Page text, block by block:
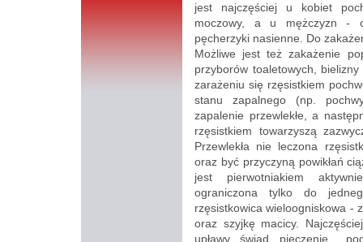
jest najczęściej u kobiet
moczowy, a u mężczyzn -
pęcherzyki nasienne. Do
Możliwe jest też zakażenie
przyborów toaletowych,
zarażeniu się rzęsistkiem
stanu zapalnego (np.
zapalenie przewlekłe, a
rzęsistkiem towarzyszą
Przewlekła nie leczona
oraz być przyczyną powikłań
jest pierwotniakiem
ograniczona tylko do
rzęsistkowica wieloogniskowa -
oraz szyjkę macicy.
upławy, świąd, pieczenie ,